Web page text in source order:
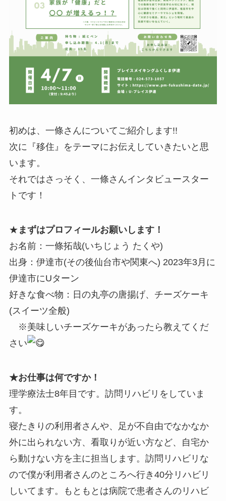
初めは、一條さんについてご紹介します!!
次に『移住』をテーマにお伝えしていきたいと思
います。
それではさっそく、一條さんインタビュースター
トです！
★ まずはプロフィールお願いします！
お名前：一條拓哉(いちじょう たくや)
出身：伊達市(その後仙台市や関東へ) 2023年3月に
伊達市にUターン
好きな食べ物：日の丸亭の唐揚げ、チーズケーキ
(スイーツ全般)
※美味しいチーズケーキがあったら教えてくだ
さい
★お仕事は何ですか！
理学療法士8年目です。訪問リハビリをしていま
す。
寝たきりの利用者さんや、足が不自由でなかなか
外に出られない方、看取りが近い方など、自宅か
ら動けない方を主に担当します。訪問リハビリな
ので僕が利用者さんのところへ行き40分リハビリ
しいてます。もともとは病院で患者さんのリハビ